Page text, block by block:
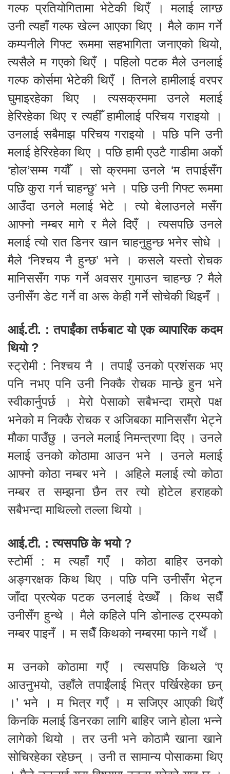
गल्फ प्रतियोगितामा भेटेकी थिएँ । मलाई लाग्छ
उनी त्यहाँ गल्फ खेल्न आएका थिए । मैले काम गर्ने
कम्पनीले गिफ्ट रूममा सहभागिता जनाएको थियो,
त्यसैले म गएको थिएँ । पहिलो पटक मैले उनलाई
गल्फ कोर्समा भेटेकी थिएँ । तिनले हामीलाई वरपर
घुमाइरहेका थिए । त्यसक्रममा उनले मलाई
हेरिरहेका थिए र त्यहीँ हामीलाई परिचय गराइयो ।
उनलाई सबैमाझ परिचय गराइयो । पछि पनि उनी
मलाई हेरिरहेका थिए । पछि हामी एउटै गाडीमा अर्को
‘होल’सम्म गयौँ । सो क्रममा उनले ‘म तपाईसँग
पछि कुरा गर्न चाहन्छु’ भने । पछि उनी गिफ्ट रूममा
आउँदा उनले मलाई भेटे । त्यो बेलाउनले मसँग
आफ्नो नम्बर मागे र मैले दिएँ । त्यसपछि उनले
मलाई त्यो रात डिनर खान चाहनुहुन्छ भनेर सोधे ।
मैले ‘निश्चय नै हुन्छ’ भने । कसले यस्तो रोचक
मानिससँग गफ गर्ने अवसर गुमाउन चाहन्छ ? मैले
उनीसँग डेट गर्ने वा अरू केही गर्ने सोचेकी थिइनँ ।
आई.टी. : तपाईंका तर्फबाट यो एक व्यापारिक कदम
थियो ?
स्ट्रोमी : निश्चय नै । तपाईं उनको प्रशंसक भए
पनि नभए पनि उनी निक्कै रोचक मान्छे हुन भने
स्वीकार्नुपर्छ । मेरो पेसाको सबैभन्दा राम्रो पक्ष
भनेको म निक्कै रोचक र अजिबका मानिससँग भेट्ने
मौका पाउँछु । उनले मलाई निमन्त्रणा दिए । उनले
मलाई उनको कोठामा आउन भने । उनले मलाई
आफ्नो कोठा नम्बर भने । अहिले मलाई त्यो कोठा
नम्बर त सम्झना छैन तर त्यो होटेल हराहको
सबैभन्दा माथिल्लो तल्ला थियो ।
आई.टी. : त्यसपछि के भयो ?
स्टोर्मी : म त्यहाँ गएँ । कोठा बाहिर उनको
अङ्गरक्षक किथ थिए । पछि पनि उनीसँग भेट्न
जाँदा प्रत्येक पटक उनलाई देख्थेँ । किथ सधैँ
उनीसँग हुन्थे । मैले कहिले पनि डोनाल्ड ट्रम्पको
नम्बर पाइनँ । म सधैँ किथको नम्बरमा फाने गर्थें ।
म उनको कोठामा गएँ । त्यसपछि किथले ‘ए
आउनुभयो, उहाँले तपाईंलाई भित्र पर्खिरहेका छन्
।’ भने । म भित्र गएँ । म सजिएर आएकी थिएँ
किनकि मलाई डिनरका लागि बाहिर जाने होला भन्ने
लागेको थियो । तर उनी भने कोठामै खाना खाने
सोचिरहेका रहेछन् । उनी त सामान्य पोसाकमा थिए